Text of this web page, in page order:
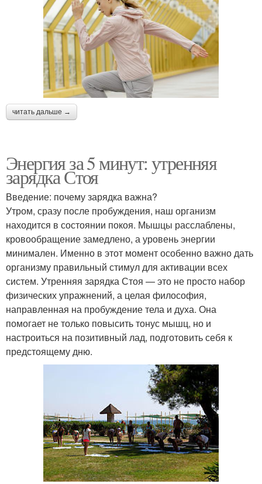
читать дальше →
Энергия за 5 минут: утренняя
зарядка Стоя
Введение: почему зарядка важна?
Утром, сразу после пробуждения, наш организм
находится в состоянии покоя. Мышцы расслаблены,
кровообращение замедлено, а уровень энергии
минимален. Именно в этот момент особенно важно дать
организму правильный стимул для активации всех
систем. Утренняя зарядка Стоя — это не просто набор
физических упражнений, а целая философия,
направленная на пробуждение тела и духа. Она
помогает не только повысить тонус мышц, но и
настроиться на позитивный лад, подготовить себя к
предстоящему дню.